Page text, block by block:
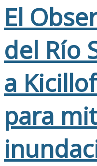
El
del Río
a
para